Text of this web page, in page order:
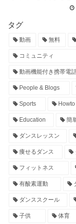
タグ
動画 無料
コミュニティ
動画機能付き携帯電
People & Blogs
Sports
Education 簡
ダンスレッスン
痩せるダンス
フィットネス
有酸素運動
ダンススクール
子供 体育